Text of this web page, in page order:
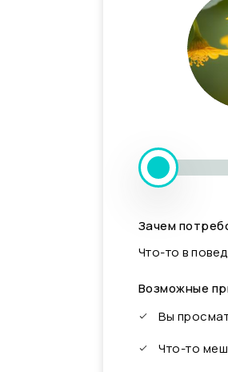
Зачем
Что-то в
Возможные
Вы
Что-то